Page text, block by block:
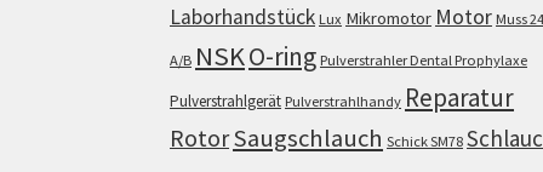
Laborhandstück Lux Mikromotor Motor Muss
A/B NSKO-ring Pulverstrahler Dental Prophylaxe
Pulverstrahlgerät Pulverstrahlhandy Reparatur
RotorSaugschlauch Schick SM78